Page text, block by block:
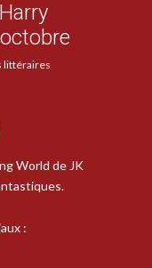
littéraires
World de JK
: